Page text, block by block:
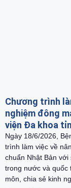
Chương trình
nghiệm đông
viện Đa khoa
Ngày 18/6/2026,
trình làm việc về
chuẩn Nhật Bản
trong nước và quốc
môn, chia sẻ kinh